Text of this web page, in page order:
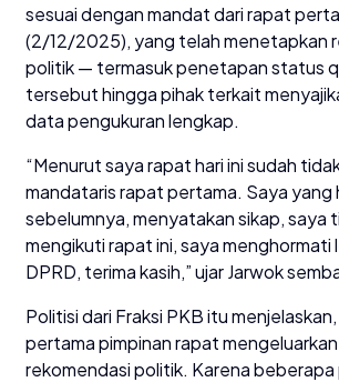
sesuai dengan mandat dari rapat
(2/12/2025), yang telah menetapkan
politik — termasuk penetapan status
tersebut hingga pihak terkait
data pengukuran lengkap.
“Menurut saya rapat hari ini sudah
mandataris rapat pertama. Saya yang
sebelumnya, menyatakan sikap, saya
mengikuti rapat ini, saya menghormati
DPRD, terima kasih,” ujar Jarwok
Politisi dari Fraksi PKB itu
pertama pimpinan rapat
rekomendasi politik. Karena beberapa